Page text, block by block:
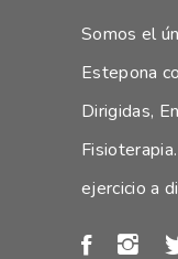
Somos el
Estepona
Dirigidas,
ejercicio a